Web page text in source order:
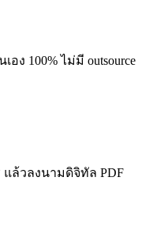
อง 100% ไม่มี outsource
แล้วลงนามดิจิทัล PDF